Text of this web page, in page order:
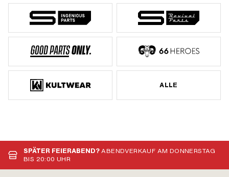
ALLE
SPÄTER FEIERABEND?ABENDVERKAUF AM DONNERSTAG
BIS 20:00 UHR